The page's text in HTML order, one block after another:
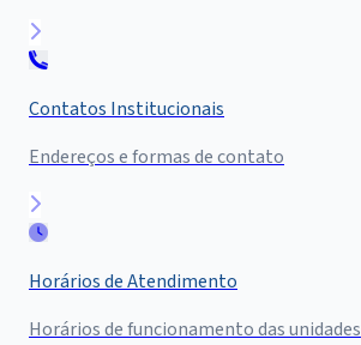
Contatos Institucionais
Endereços e formas de contato
Horários de Atendimento
Horários de funcionamento das unidades